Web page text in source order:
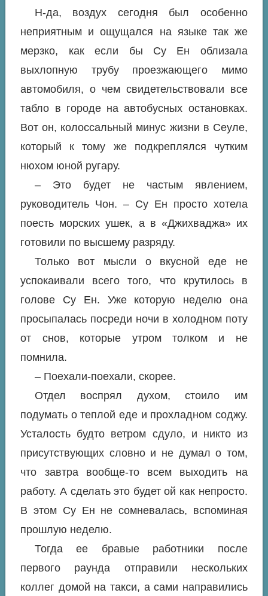
Н-да, воздух сегодня был особенно
неприятным и ощущался на языке так же
мерзко, как если бы Су Ен облизала
выхлопную трубу проезжающего мимо
автомобиля, о чем свидетельствовали все
табло в городе на автобусных остановках.
Вот он, колоссальный минус жизни в Сеуле,
который к тому же подкреплялся чутким
нюхом юной ругару.
– Это будет не частым явлением,
руководитель Чон. – Су Ен просто хотела
поесть морских ушек, а в «Джихваджа» их
готовили по высшему разряду.
Только вот мысли о вкусной еде не
успокаивали всего того, что крутилось в
голове Су Ен. Уже которую неделю она
просыпалась посреди ночи в холодном поту
от снов, которые утром толком и не
помнила.
– Поехали-поехали, скорее.
Отдел воспрял духом, стоило им
подумать о теплой еде и прохладном соджу.
Усталость будто ветром сдуло, и никто из
присутствующих словно и не думал о том,
что завтра вообще-то всем выходить на
работу. А сделать это будет ой как непросто.
В этом Су Ен не сомневалась, вспоминая
прошлую неделю.
Тогда ее бравые работники после
первого раунда отправили нескольких
коллег домой на такси, а сами направились